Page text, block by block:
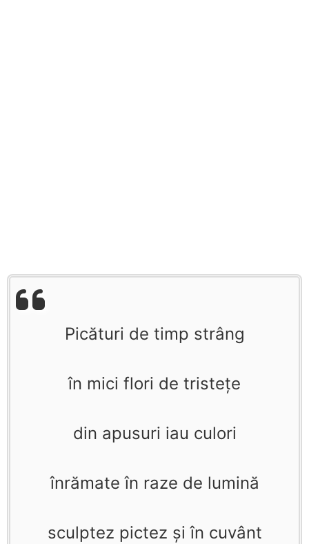
Picături de timp strâng
în mici flori de tristeţe
din apusuri iau culori
înrămate în raze de lumină
sculptez pictez şi în cuvânt